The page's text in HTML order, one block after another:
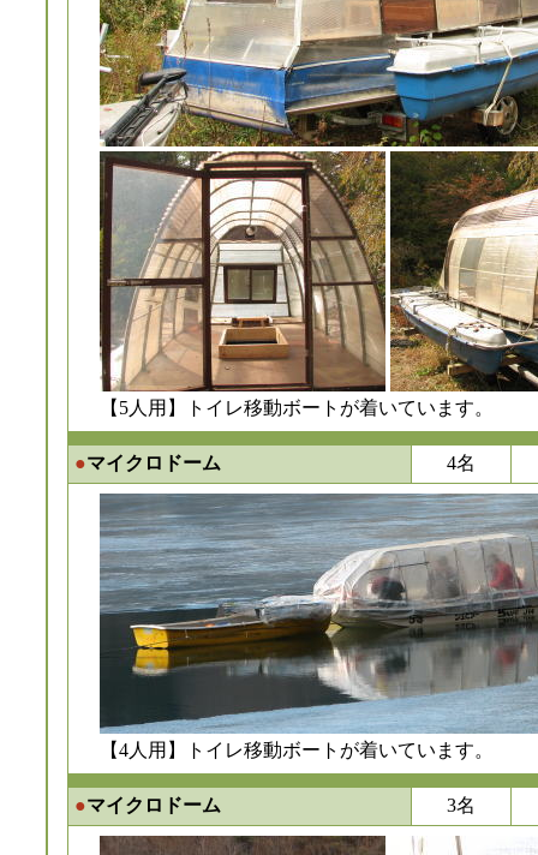
【5人用】トイレ移動ボートが着いています。
●マイクロドーム 4名
【4人用】トイレ移動ボートが着いています。
●マイクロドーム 3名